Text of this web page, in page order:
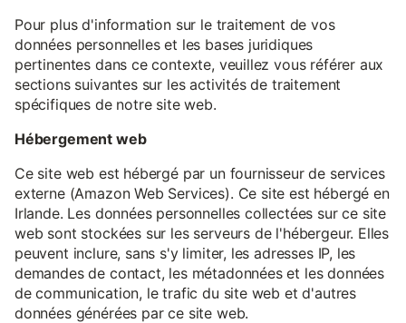
Pour plus d'information sur le traitement de vos
données personnelles et les bases juridiques
pertinentes dans ce contexte, veuillez vous référer aux
sections suivantes sur les activités de traitement
spécifiques de notre site web.
Hébergement web
Ce site web est hébergé par un fournisseur de services
externe (Amazon Web Services). Ce site est hébergé en
Irlande. Les données personnelles collectées sur ce site
web sont stockées sur les serveurs de l'hébergeur. Elles
peuvent inclure, sans s'y limiter, les adresses IP, les
demandes de contact, les métadonnées et les données
de communication, le trafic du site web et d'autres
données générées par ce site web.